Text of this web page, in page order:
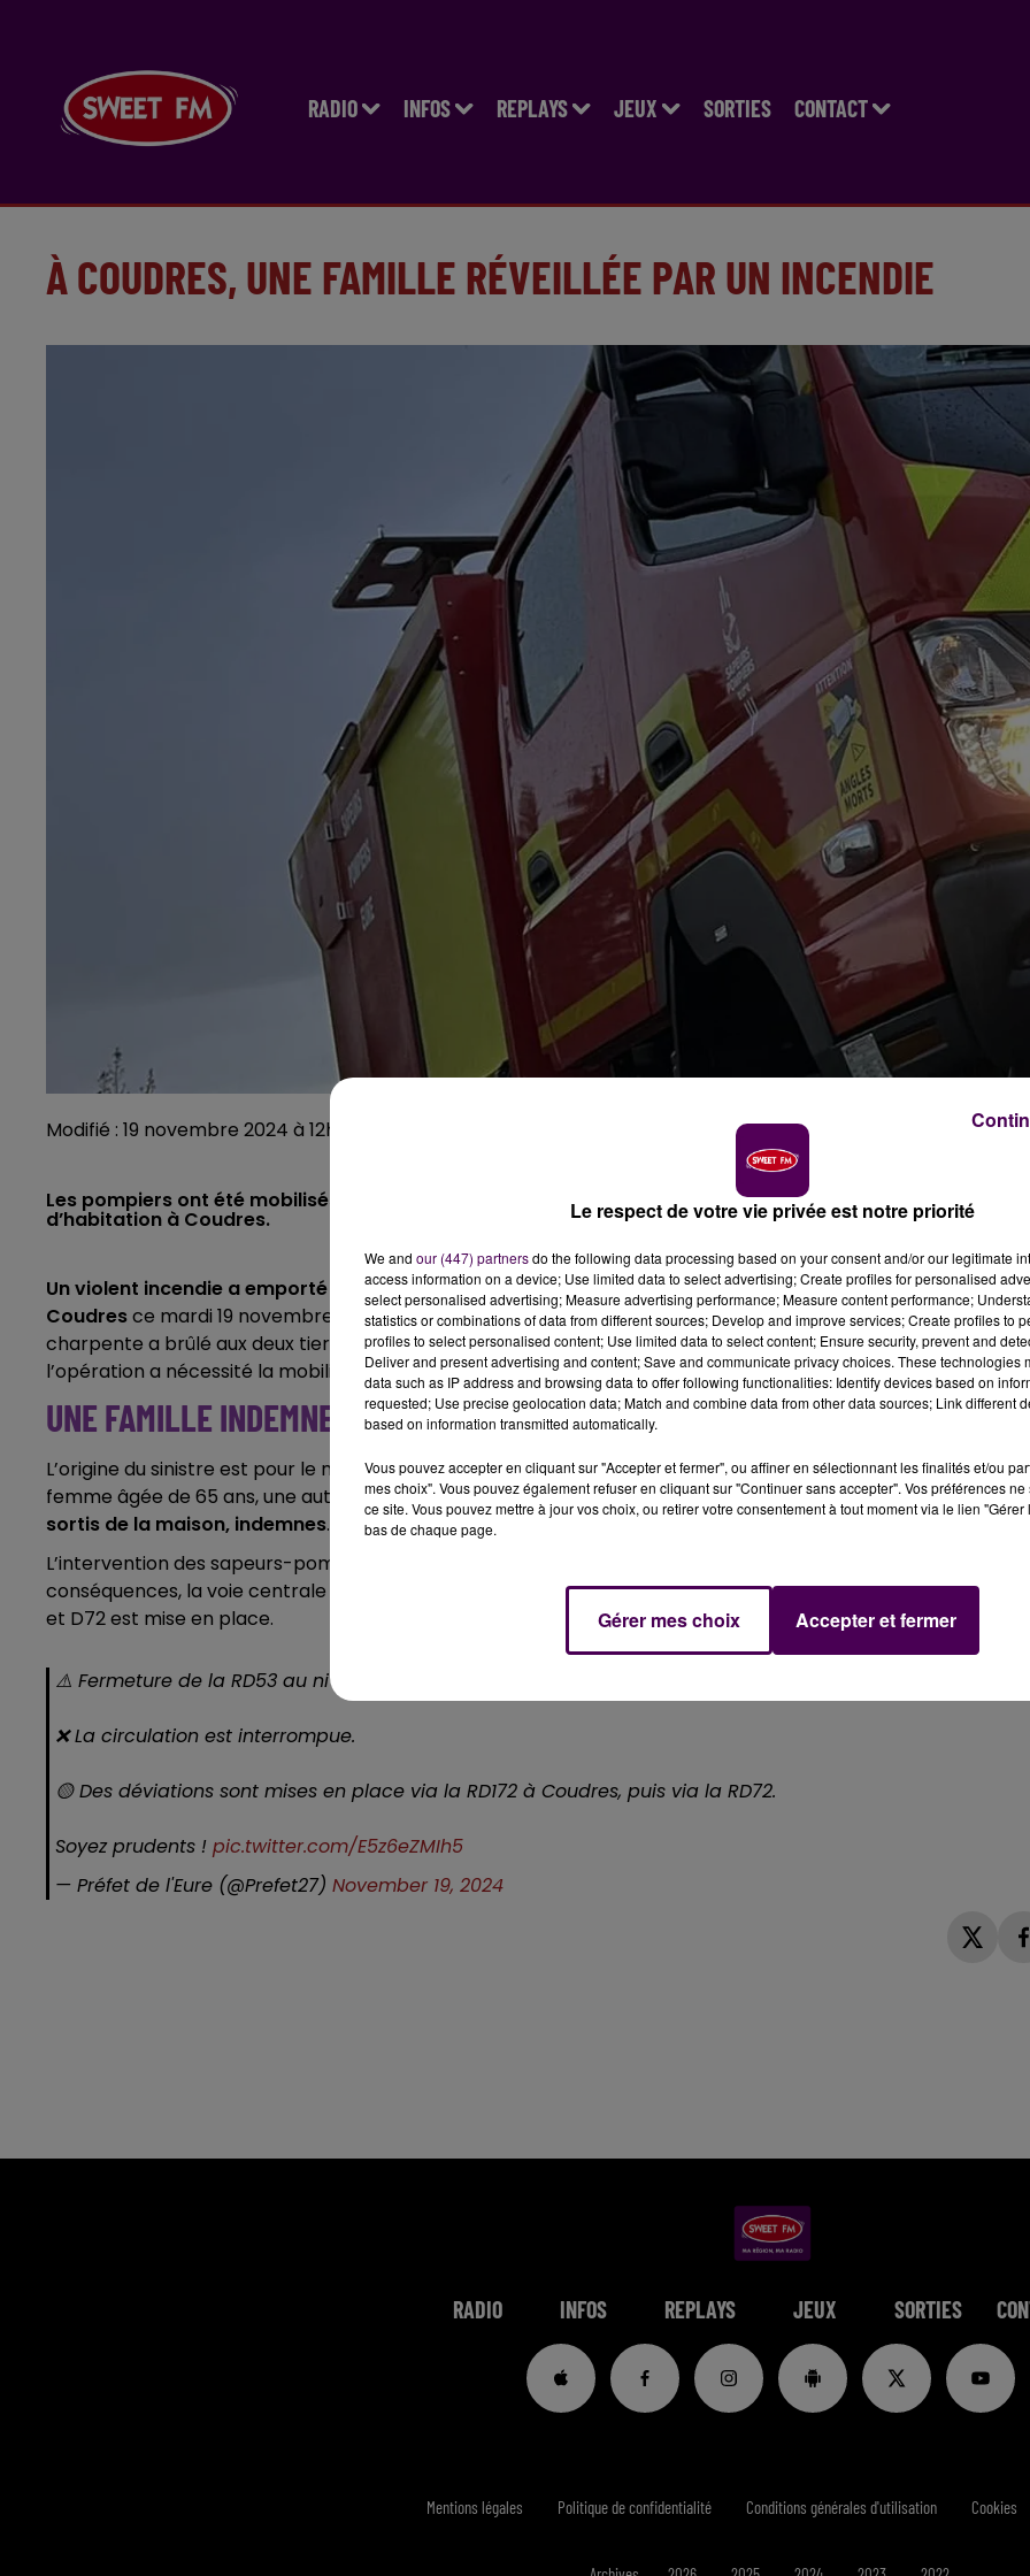
RADIO INFOS REPLAYS JEUX SORTIES CONTACT
À COUDRES, UNE FAMILLE RÉVEILLÉE PAR UN INCENDIE
Modifié : 19 novembre 2024 à 12h22 par Tanguy Papin
Les pompiers ont été mobilisés peu avant 2h du matin ce mardi 19 novembre pour éteindre un feu
d’habitation à Coudres.
Un violent incendie a emporté une partie de la toiture d’une maison située le long de la principale rue de
Coudresce mardi 19 novembre. Les pompiers sont intervenus vers 1h40 du matin. Selon le Sdis 27, la
charpente a brûlé aux deux tiers. Le feu a été éteint au moyen d’une lance montée sur grande échelle,
l’opération a nécessité la mobilisation de trente-deux hommes.
UNE FAMILLE INDEMNE
L’origine du sinistre est pour le moment inconnue. L'habitation était occupée par quatre personnes : une
femme âgée de 65 ans, une autre de 50 ans, un homme de 52 ans et un enfant, 3 ans seulement.Tous sont
sortis de la maison, indemnes. Ils ont été relogés par leur famille.
L’intervention des sapeurs-pompiers s’est prolongée dans la matinée pour nettoyer et déblayer les lieux. En
conséquences, la voie centrale de la commune est fermée, ce qui coupe la route D53. Un déviation par la
et D72 est mise en place.
⚠️ Fermeture de la RD53 au niveau de la commune de Coudres.
❌ La circulation est interrompue.
🟡 Des déviations sont mises en place via la RD172 à Coudres, puis via la RD72.
Soyez prudents ! pic.twitter.com/E5z6eZMIh5
— Préfet de l'Eure (@Prefet27) November 19, 2024
RADIO INFOS REPLAYS JEUX SORTIES
Mentions légales Politique de confidentialité Conditions générales d'utilisation Cookies
Le respect de votre vie privée est notre priorité
We and our (447) partnersdo the following data processing based on your consent and/or our legitimate
access information on a device; Use limited data to select advertising; Create profiles for personalised
select personalised advertising; Measure advertising performance; Measure content performance;
statistics or combinations of data from different sources; Develop and improve services; Create profiles to
profiles to select personalised content; Use limited data to select content; Ensure security, prevent and
Deliver and present advertising and content; Save and communicate privacy choices. These technologies
data such as IP address and browsing data to offer following functionalities: Identify devices based on
requested; Use precise geolocation data; Match and combine data from other data sources; Link different
based on information transmitted automatically.
Vous pouvez accepter en cliquant sur "Accepter et fermer", ou affiner en sélectionnant les finalités et/ou
mes choix". Vous pouvez également refuser en cliquant sur "Continuer sans accepter". Vos préférences
ce site. Vous pouvez mettre à jour vos choix, ou retirer votre consentement à tout moment via le lien
bas de chaque page.
Gérer mes choix Accepter et fermer